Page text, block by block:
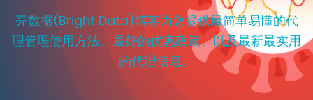
亮数据(Bright Data)博客为您提供最简单易懂的代
理管理使用方法、最好的优惠政策、以及最新最实用
的代理信息。